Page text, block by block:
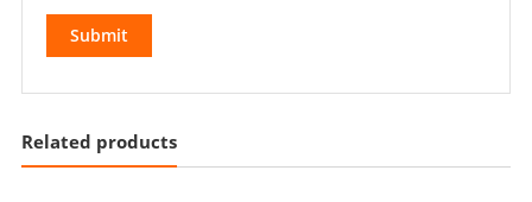
Related products